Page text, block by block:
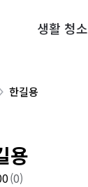
생활 청소
한길용
용
(0)